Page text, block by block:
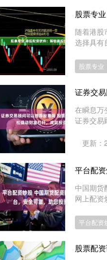
股票专
随着港股
选择具有
股票专业
证券交
在瞬息万
证券交易
更新：
平台配
中国期货
网上配资
平台配资
股票配